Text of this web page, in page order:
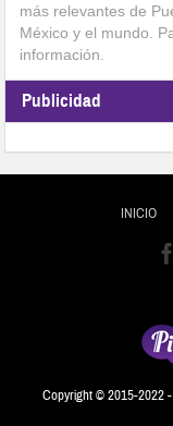
más relevantes de
México y el mundo.
información.
Publicidad
INICIO
Copyright © 2015-2022